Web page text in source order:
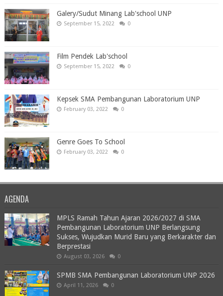
Galery/Sudut Minang Lab'school UNP
September 15, 2022 0
Film Pendek Lab'school
September 15, 2022 0
Kepsek SMA Pembangunan Laboratorium UNP
February 03, 2022 0
Genre Goes To School
February 03, 2022 0
AGENDA
MPLS Ramah Tahun Ajaran 2026/2027 di SMA
Pembangunan Laboratorium UNP Berlangsung
Sukses, Wujudkan Murid Baru yang Berkarakter dan
Berprestasi
August 03, 2026 0
SPMB SMA Pembangunan Laboratorium UNP 2026
April 11, 2026 0